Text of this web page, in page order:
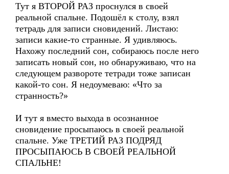
Тут я ВТОРОЙ РАЗ проснулся в своей
реальной спальне. Подошёл к столу, взял
тетрадь для записи сновидений. Листаю:
записи какие-то странные. Я удивляюсь.
Нахожу последний сон, собираюсь после него
записать новый сон, но обнаруживаю, что на
следующем развороте тетради тоже записан
какой-то сон. Я недоумеваю: «Что за
странность?»
И тут я вместо выхода в осознанное
сновидение просыпаюсь в своей реальной
спальне. Уже ТРЕТИЙ РАЗ ПОДРЯД
ПРОСЫПАЮСЬ В СВОЕЙ РЕАЛЬНОЙ
СПАЛЬНЕ!